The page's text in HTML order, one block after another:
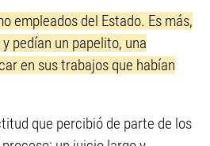
empleados del Estado. Es más,
pedían un papelito, una
en sus trabajos que habían
que percibió de parte de los